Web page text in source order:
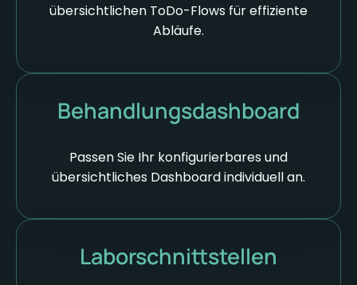
übersichtlichen ToDo-Flows für effiziente
Abläufe.
Behandlungs­dashboard
Passen Sie Ihr konfigurierbares und
übersichtliches Dashboard individuell an.
Laborschnittstellen